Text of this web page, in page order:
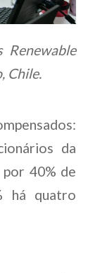
Renewable
Chile.
da
40% de
há quatro